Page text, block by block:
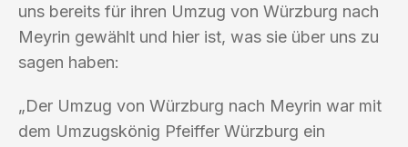
uns bereits für ihren Umzug von Würzburg nach
Meyrin gewählt und hier ist, was sie über uns zu
sagen haben:
„Der Umzug von Würzburg nach Meyrin war mit
dem Umzugskönig Pfeiffer Würzburg ein